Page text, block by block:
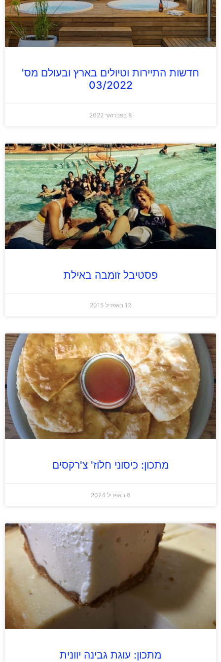
חדשות התיירות וטיולים בארץ ובעולם מס'
03/2022
8 בפברואר 2022
פסטיבל זומבה באילת
12 באפריל 2015
מתכון: כיסוני חלוז' צ'רקסים
6 באפריל 2024
מתכון: עוגת גבינה יוונית